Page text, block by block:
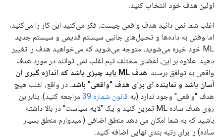
اولین هدف خود انتخاب کنید.
اغلب شما نمی دانید هدف واقعی چیست. فکر می‌کنید این کار را می‌کنید،
اما وقتی به داده‌ها و تحلیل‌های جانبی سیستم قدیمی و سیستم جدید
ML خود خیره می‌شوید، متوجه می‌شوید که می‌خواهید هدف را تغییر
دهید. علاوه بر این، اعضای مختلف تیم اغلب نمی توانند در مورد هدف
واقعی به توافق برسند.
هدف ML باید چیزی باشد که اندازه گیری آن
آسان باشد و نماینده ای برای هدف "واقعی" باشد. در واقع، اغلب هیچ
هدف "واقعی" وجود ندارد (به قانون شماره 39
مراجعه کنید). بنابراین
روی هدف ساده ML تمرین کنید و یک "لایه سیاست" در بالا داشته
باشید که به شما امکان می دهد منطق اضافی (امیدوارم منطق بسیار
ساده) را برای رتبه بندی نهایی اضافه کنید.